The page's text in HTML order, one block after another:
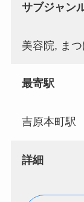
サブジャン
美容院, ま
最寄駅
吉原本町駅
詳細